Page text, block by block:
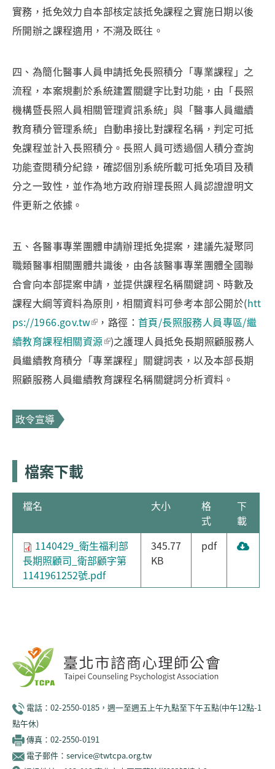
實務，抵免效力自本部核定該抵免課程之實施日期以後
所開辦之課程適用，不溯及既往。
四、為簡化醫事人員申請抵免長照積分「專業課程」之
流程，本案規劃於系統建置關鍵字比對功能，由「長照
機構暨長照人員相關管理資訊系統」與「醫事人員繼續
教育積分管理系統」自動串接比對課程名稱，判定可抵
免課程並計入長照積分。長照人員可透過個人積分查詢
功能查閱積分紀錄，確認個別系統所載可抵免項目及積
分之一致性，並作為地方政府辦理長照人員認證證明文
件更新之依據。
五、各醫事專業團體申請辦理抵免提案，建議先凝聚同
職類醫事相關團體共識後，由各該醫事專業團體全國聯
合會向本部提案申請，並提供課程名稱關鍵詞、時數及
課程大綱等資料為原則，相關資料可參考本部公開於(htt
ps://1966.gov.tw
，路徑：首頁/長照服務人員專區/繼
續教育課程相關資源 )之護理人員抵免長期照顧服務人
員繼續教育積分「專業課程」關鍵詞表，以及本部長期
照顧服務人員繼續教育課程名稱關鍵詞分析資料。
政令宣導
檔案下載
檔名 大小
格
式
下
載
1140429_衛生福利部
長期照顧司_衛部顧字第
1141961252號.pdf
345.77
KB
pdf
電話：02-2550-0185，週一至週五上午九點至下午五點(中午12點-1
點午休)
傳真：02-2550-0191
電子郵件：service@twtcpa.org.tw